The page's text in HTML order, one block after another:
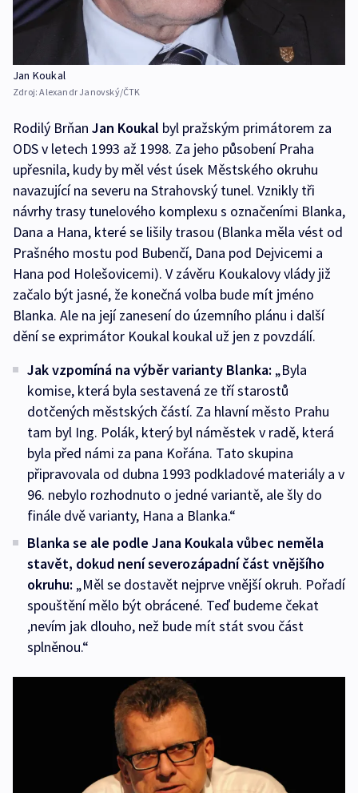
Jan Koukal
Zdroj:Alexandr Janovský/ČTK
Rodilý Brňan Jan Koukal byl pražským primátorem za
ODS v letech 1993 až 1998. Za jeho působení Praha
upřesnila, kudy by měl vést úsek Městského okruhu
navazující na severu na Strahovský tunel. Vznikly tři
návrhy trasy tunelového komplexu s označeními Blanka,
Dana a Hana, které se lišily trasou (Blanka měla vést od
Prašného mostu pod Bubenčí, Dana pod Dejvicemi a
Hana pod Holešovicemi). V závěru Koukalovy vlády již
začalo být jasné, že konečná volba bude mít jméno
Blanka. Ale na její zanesení do územního plánu i další
dění se exprimátor Koukal koukal už jen z povzdálí.
Jak vzpomíná na výběr varianty Blanka: „Byla
komise, která byla sestavená ze tří starostů
dotčených městských částí. Za hlavní město Prahu
tam byl Ing. Polák, který byl náměstek v radě, která
byla před námi za pana Kořána. Tato skupina
připravovala od dubna 1993 podkladové materiály a v
96. nebylo rozhodnuto o jedné variantě, ale šly do
finále dvě varianty, Hana a Blanka.“
Blanka se ale podle Jana Koukala vůbec neměla
stavět, dokud není severozápadní část vnějšího
okruhu: „Měl se dostavět nejprve vnější okruh. Pořadí
spouštění mělo být obrácené. Teď budeme čekat
,nevím jak dlouho, než bude mít stát svou část
splněnou.“